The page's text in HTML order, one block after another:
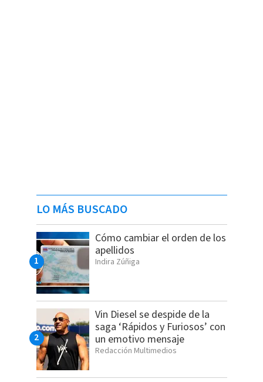
LO MÁS BUSCADO
Cómo cambiar el orden de los
apellidos
Indira Zúñiga
Vin Diesel se despide de la
saga ‘Rápidos y Furiosos’ con
un emotivo mensaje
Redacción Multimedios